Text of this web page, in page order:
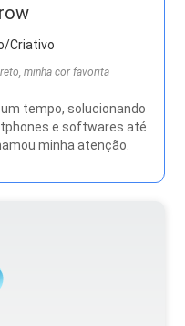
Criativo
minha cor favorita
tempo, solucionando
e softwares até
minha atenção.